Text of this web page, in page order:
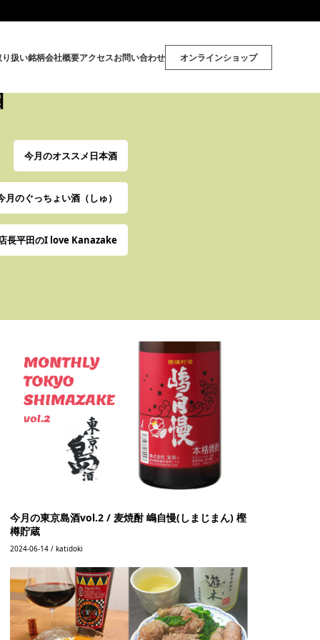
り扱い銘柄会社概要アクセスお問い合わせ オンラインショップ
今月のオススメ日本酒
月のぐっちょい酒（しゅ）
長平田のI love Kanazake
今月の東京島酒vol.2 / 麦焼酎 嶋自慢(しまじまん) 樫
樽貯蔵
2024-06-14 / katidoki